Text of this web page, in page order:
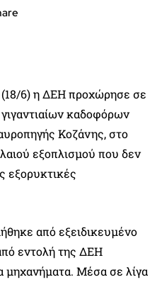
6) η ΔΕΗ προχώρησε σε
καδοφόρων
Κοζάνης, στο
εξοπλισμού που δεν
εξορυκτικές
από εξειδικευμένο
εντολή της ΔΕΗ
μηχανήματα. Μέσα σε λίγα